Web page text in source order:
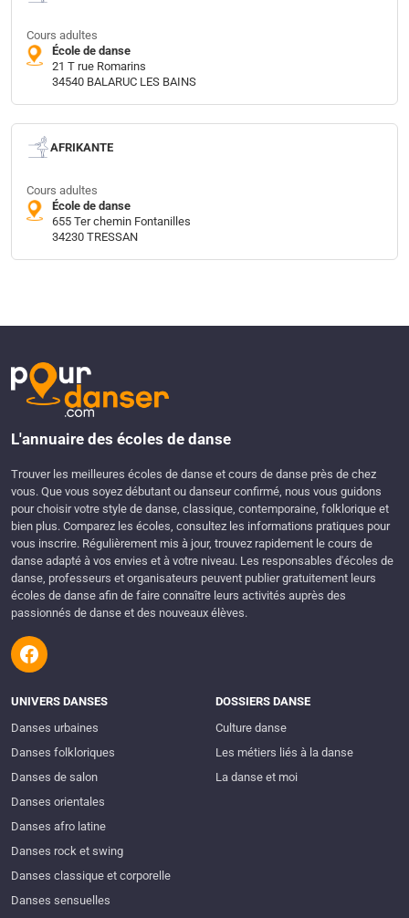
Cours adultes
École de danse
21 T rue Romarins
34540 BALARUC LES BAINS
AFRIKANTE
Cours adultes
École de danse
655 Ter chemin Fontanilles
34230 TRESSAN
L'annuaire des écoles de danse
Trouver les meilleures écoles de danse et cours de danse près de chez
vous. Que vous soyez débutant ou danseur confirmé, nous vous guidons
pour choisir votre style de danse, classique, contemporaine, folklorique et
bien plus. Comparez les écoles, consultez les informations pratiques pour
vous inscrire. Régulièrement mis à jour, trouvez rapidement le cours de
danse adapté à vos envies et à votre niveau. Les responsables d'écoles de
danse, professeurs et organisateurs peuvent publier gratuitement leurs
écoles de danse afin de faire connaître leurs activités auprès des
passionnés de danse et des nouveaux élèves.
UNIVERS DANSES
Danses urbaines
Danses folkloriques
Danses de salon
Danses orientales
Danses afro latine
Danses rock et swing
Danses classique et corporelle
Danses sensuelles
DOSSIERS DANSE
Culture danse
Les métiers liés à la danse
La danse et moi